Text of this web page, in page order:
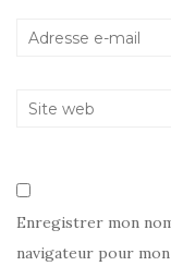
Enregistrer mon
navigateur pour